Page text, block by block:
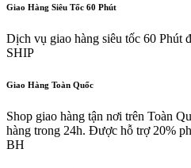
Giao Hàng Siêu Tốc 60 Phút
Dịch vụ giao hàng siêu tốc 60 Phút
SHIP
Giao Hàng Toàn Quốc
Shop giao hàng tận nơi trên Toàn
hàng trong 24h. Được hỗ trợ 20%
BH